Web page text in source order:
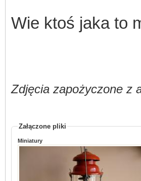
Wie ktoś jaka to
Zdjęcia zapożyczone z
Załączone pliki
Miniatury